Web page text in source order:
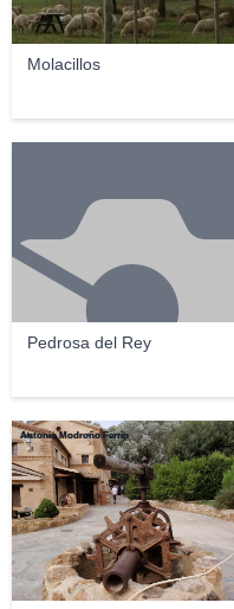
Molacillos
Pedrosa del Rey
Antonio Modroño Ferrin